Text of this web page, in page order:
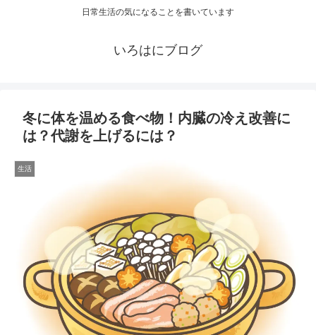
日常生活の気になることを書いています
いろはにブログ
冬に体を温める食べ物！内臓の冷え改善に
は？代謝を上げるには？
生活